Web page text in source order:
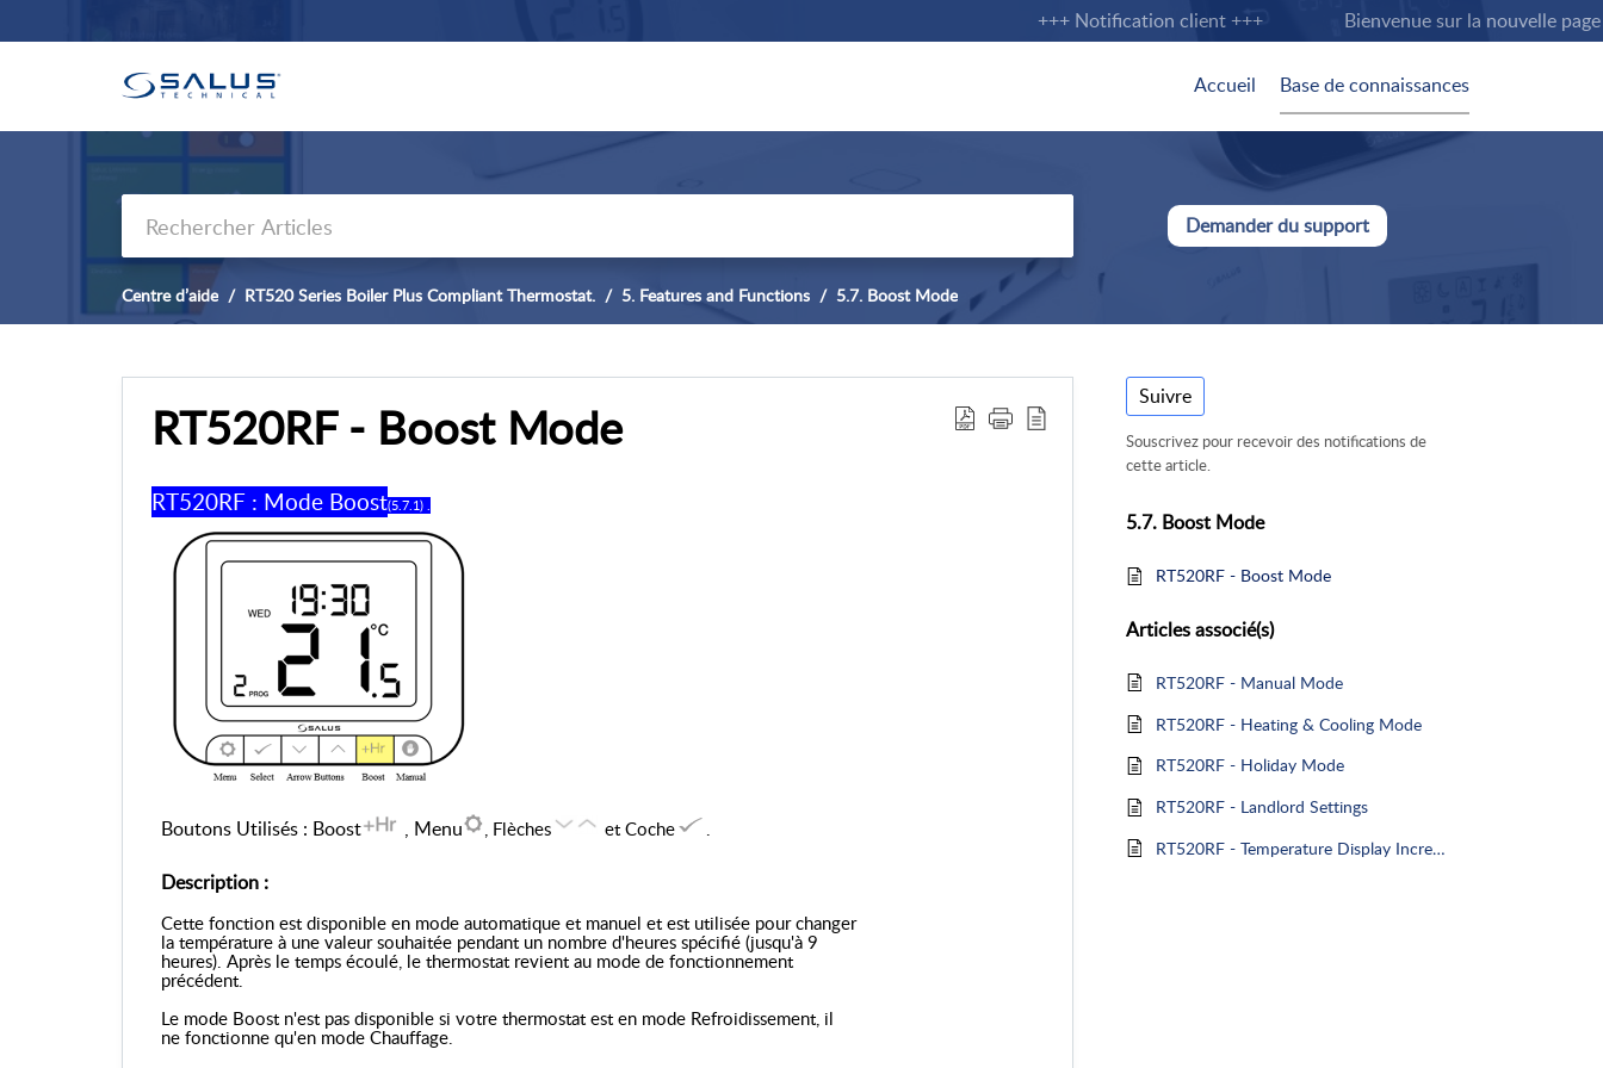
+++ Notification client +++ Bienvenue sur la nouvelle page
Accueil Base de connaissances
Demander du support
Centre d’aide RT520 Series Boiler Plus Compliant Thermostat. 5. Features and Functions 5.7. Boost Mode
RT520RF - Boost Mode
RT520RF : Mode Boost(5.7.1) .
Boutons Utilisés : Boost , Menu , Flèches et Coche .
Description :
Cette fonction est disponible en mode automatique et manuel et est utilisée pour changer
la température à une valeur souhaitée pendant un nombre d'heures spécifié (jusqu'à 9
heures). Après le temps écoulé, le thermostat revient au mode de fonctionnement
précédent.
Le mode Boost n'est pas disponible si votre thermostat est en mode Refroidissement, il
ne fonctionne qu'en mode Chauffage.
Suivre
Souscrivez pour recevoir des notifications de
cette article.
5.7. Boost Mode
RT520RF - Boost Mode
Articlesassocié(s)
RT520RF - Manual Mode
RT520RF - Heating & Cooling Mode
RT520RF - Holiday Mode
RT520RF - Landlord Settings
RT520RF - Temperature Display Increments